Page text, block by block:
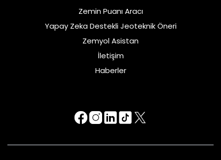
Zemin Puanı Aracı
Yapay Zeka Destekli Jeoteknik Öneri
Zemyol Asistan
İletişim
Haberler